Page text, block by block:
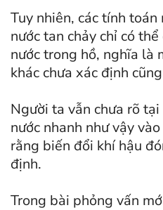
Tuy nhiên, các tính
nước tan chảy chỉ có
nước trong hồ, nghĩa là
khác chưa xác định
Người ta vẫn chưa rõ
nước nhanh như vậy
rằng biến đổi khí hậu
định.
Trong bài phỏng vấn